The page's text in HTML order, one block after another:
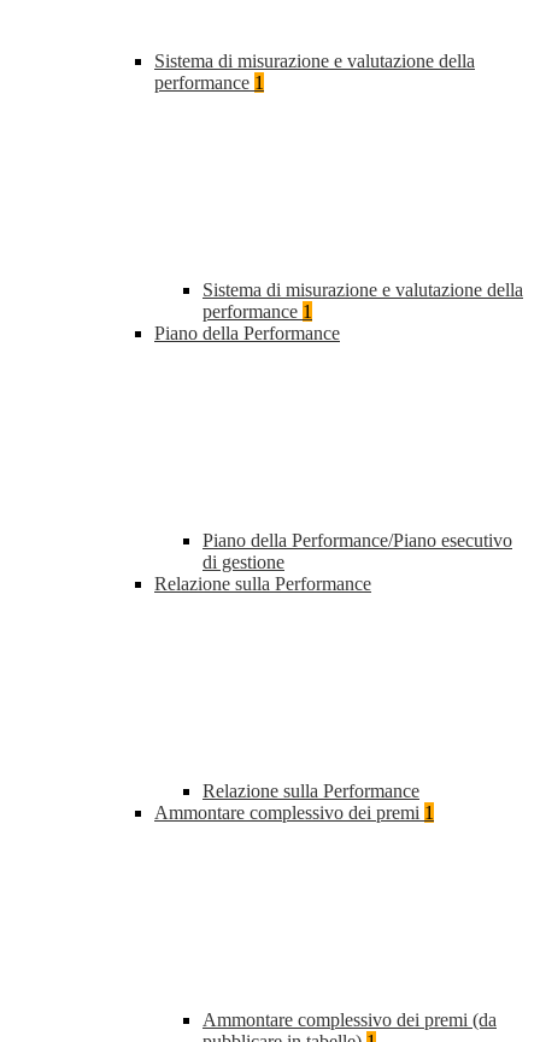
Sistema di misurazione e valutazione della
performance 1
Sistema di misurazione e valutazione della
performance 1
Piano della Performance
Piano della Performance/Piano esecutivo
di gestione
Relazione sulla Performance
Relazione sulla Performance
Ammontare complessivo dei premi 1
Ammontare complessivo dei premi (da